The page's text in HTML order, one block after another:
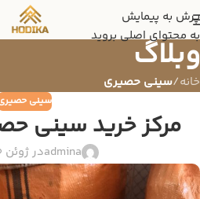
پرش به پیمایش
به محتوای اصلی بروید
وبلاگ
خانه/سینی حصیری
سینی
مرکز خرید سینی
adminaدر ژوئن 10, 2018